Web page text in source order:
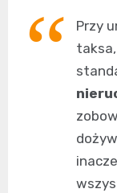
Przy
taksa,